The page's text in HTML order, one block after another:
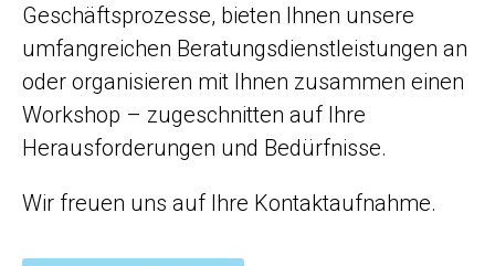
Geschäftsprozesse, bieten Ihnen unsere
umfangreichen Beratungsdienstleistungen an
oder organisieren mit Ihnen zusammen einen
Workshop – zugeschnitten auf Ihre
Herausforderungen und Bedürfnisse.
Wir freuen uns auf Ihre Kontaktaufnahme.